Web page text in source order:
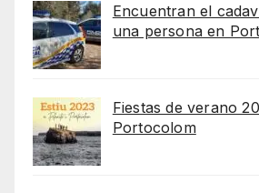
Encuentran el
una persona en
Fiestas de verano
Portocolom